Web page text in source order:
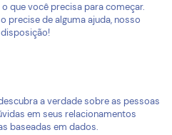
que você precisa para começar.
precise de alguma ajuda, nosso
a verdade sobre as pessoas
em seus relacionamentos
baseadas em dados.